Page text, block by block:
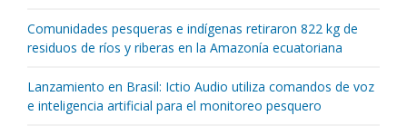
Comunidades pesqueras e indígenas retiraron 822 kg de
residuos de ríos y riberas en la Amazonía ecuatoriana
Lanzamiento en Brasil: Ictio Audio utiliza comandos de voz
e inteligencia artificial para el monitoreo pesquero